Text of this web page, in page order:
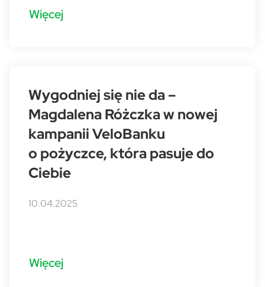
Więcej
Wygodniej się nie da –
Magdalena Różczka w nowej
kampanii VeloBanku
o pożyczce, która pasuje do
Ciebie
10.04.2025
Więcej